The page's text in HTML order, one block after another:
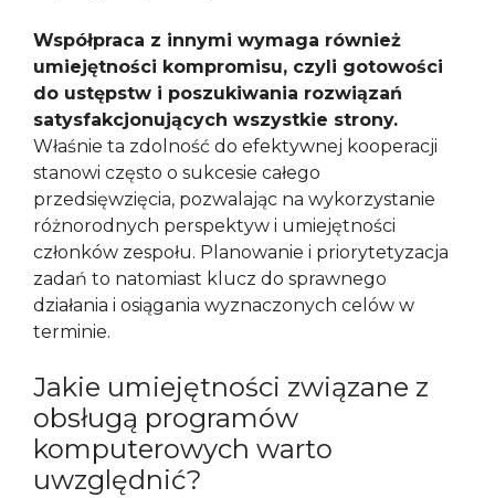
Współpraca z innymi wymaga również
umiejętności kompromisu, czyli gotowości
do ustępstw i poszukiwania rozwiązań
satysfakcjonujących wszystkie strony.
Właśnie ta zdolność do efektywnej kooperacji
stanowi często o sukcesie całego
przedsięwzięcia, pozwalając na wykorzystanie
różnorodnych perspektyw i umiejętności
członków zespołu. Planowanie i priorytetyzacja
zadań to natomiast klucz do sprawnego
działania i osiągania wyznaczonych celów w
terminie.
Jakie umiejętności związane z
obsługą programów
komputerowych warto
uwzględnić?